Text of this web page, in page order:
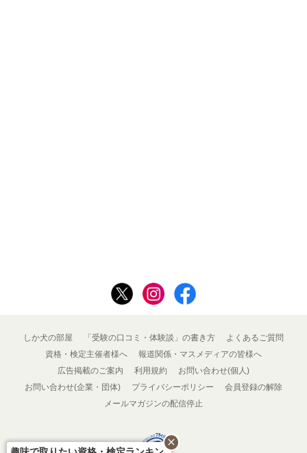
しか犬の部屋 「受験の口コミ・体験談」の書き方
よくあるご質問
資格・検定主催者様へ
報道関係・マスメディアの皆様へ
広告掲載のご案内
利用規約
お問い合わせ(個人)
お問い合わせ(企業・団体)
プライバシーポリシー
会員登録の解除
メールマガジンの配信停止
close